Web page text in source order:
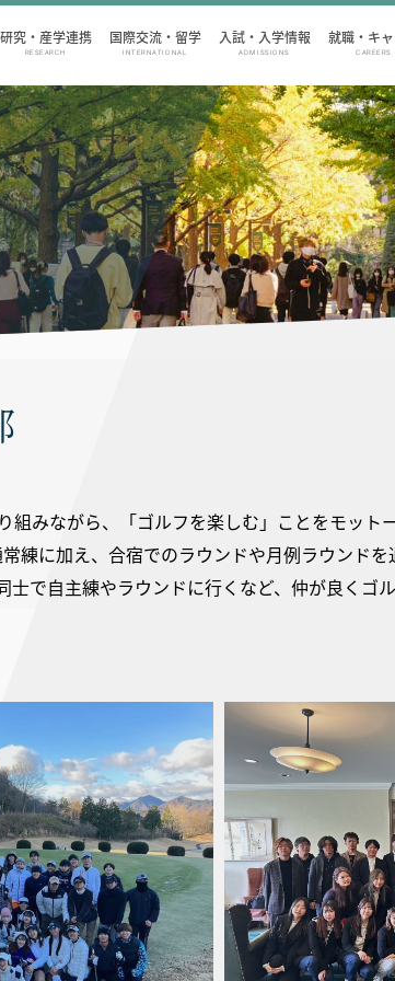
研究・産学連携
RESEARCH
国際交流・留学
INTERNATIONAL
入試・入学情報
ADMISSIONS
就職・キ
CAREERS
組みながら、「ゴルフを楽しむ」ことをモット
練に加え、合宿でのラウンドや月例ラウンド
士で自主練やラウンドに行くなど、仲が良くゴ